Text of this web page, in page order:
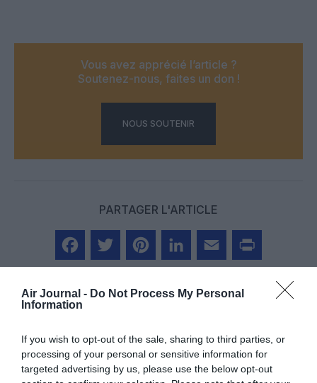
Air Journal - Do Not Process My Personal
Information
If you wish to opt-out of the sale, sharing to third parties, or
processing of your personal or sensitive information for
targeted advertising by us, please use the below opt-out
Vous avez apprécié l’article ?
Soutenez-nous, faites un don !
NOUS SOUTENIR
PARTAGER L'ARTICLE
COMMENTAIRE(S)
Anartiste a commenté : 7 octobre 2025 - 15 h 54